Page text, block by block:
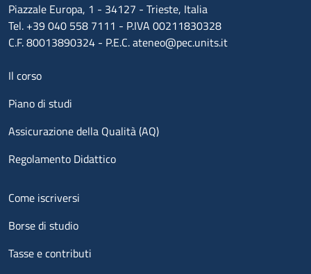
Piazzale Europa, 1 - 34127 - Trieste, Italia
Tel. +39 040 558 7111 - P.IVA 00211830328
C.F. 80013890324 - P.E.C. ateneo@pec.units.it
Menu footer 1
Il corso
Piano di studi
Assicurazione della Qualità (AQ)
Regolamento Didattico
Menu footer 2
Come iscriversi
Borse di studio
Tasse e contributi